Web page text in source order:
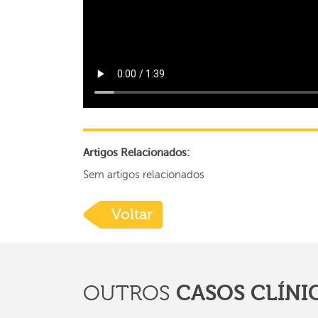
Artigos Relacionados:
Sem artigos relacionados
Voltar
OUTROS CASOS